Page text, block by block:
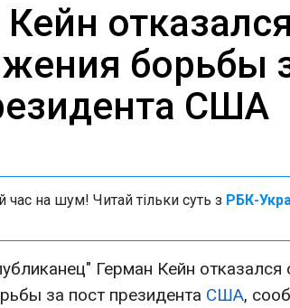
борьбы
США
час на шум! Читай тільки суть з РБК-
Герман Кейн отказался
за пост президента США,